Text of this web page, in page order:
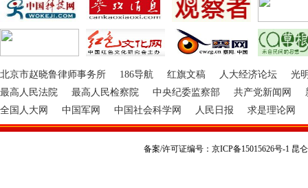
北京市赵晓鲁律师事务所 186导航 红旗文稿 人大经济论坛
光
最高人民法院
最高人民检察院 中央纪委监察部 共产党新闻网
全国人大网
中国军网 中国社会科学网 人民日报 求是理论网
备案/许可证编号：京ICP备15015626号-1 昆